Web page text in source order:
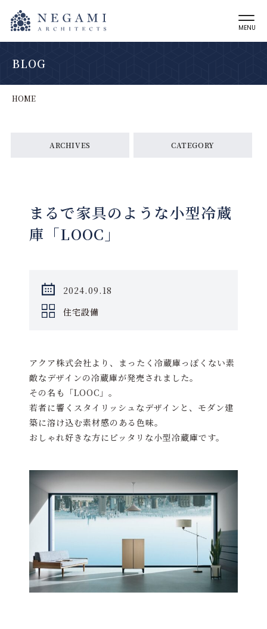
MENU
BLOG
HOME
ARCHIVES CATEGORY
まるで家具のような小型冷蔵
庫「LOOC」
2024.09.18
住宅設備
アクア株式会社より、まったく冷蔵庫っぽくない素
敵なデザインの冷蔵庫が発売されました。
その名も「LOOC」。
若者に響くスタイリッシュなデザインと、モダン建
築に溶け込む素材感のある色味。
おしゃれ好きな方にピッタリな小型冷蔵庫です。